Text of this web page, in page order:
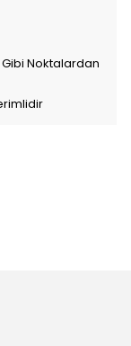
Noktalardan